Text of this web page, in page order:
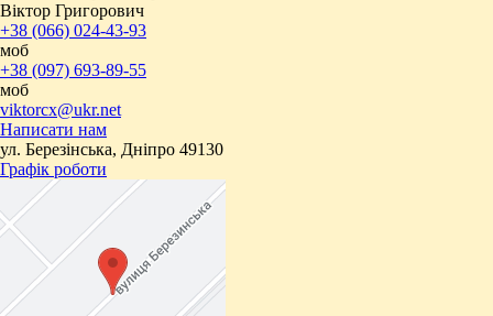
Віктор Григорович
+38 (066) 024-43-93
моб
+38 (097) 693-89-55
моб
viktorcx@ukr.net
Написати нам
ул. Березінська, Дніпро 49130
Графік роботи